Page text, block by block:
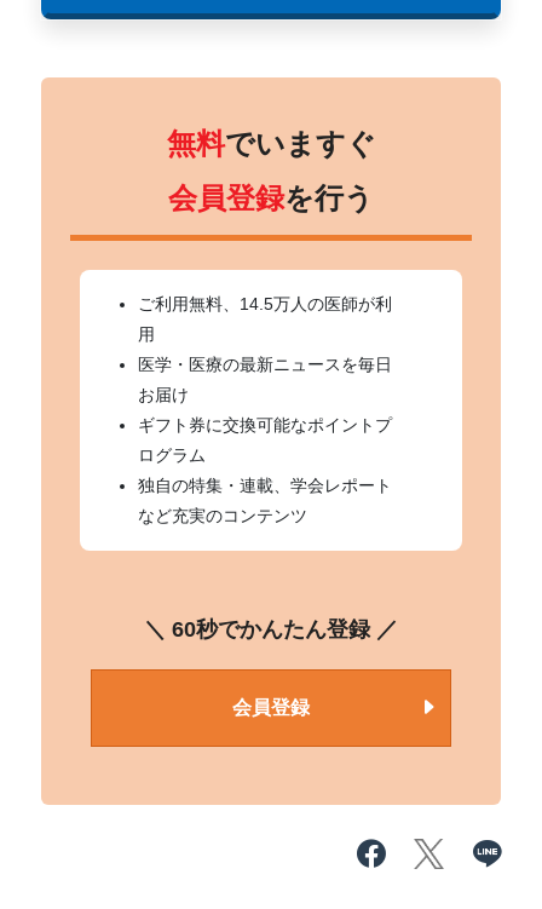
無料でいますぐ
会員登録を行う
ご利用無料、14.5万人の医師が利
用
医学・医療の最新ニュースを毎日
お届け
ギフト券に交換可能なポイントプ
ログラム
独自の特集・連載、学会レポート
など充実のコンテンツ
＼ 60秒でかんたん登録 ／
会員登録